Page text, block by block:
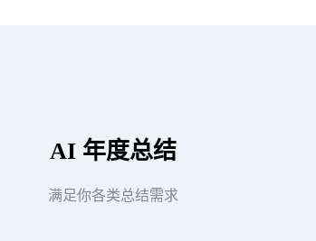
AI 年度总结
满足你各类总结需求